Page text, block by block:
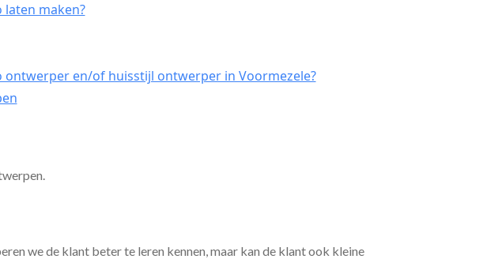
maken?
ontwerper en/of huisstijl ontwerper in Voormezele?
we de klant beter te leren kennen, maar kan de klant ook kleine